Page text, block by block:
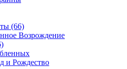
(66)
Возрождение
и Рождество